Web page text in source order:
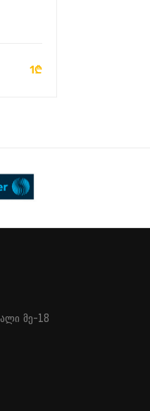
1₾
მე-18